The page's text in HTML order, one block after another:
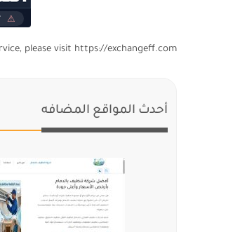
please visit https://exchangeff.com/
أحدث المواقع المضافه